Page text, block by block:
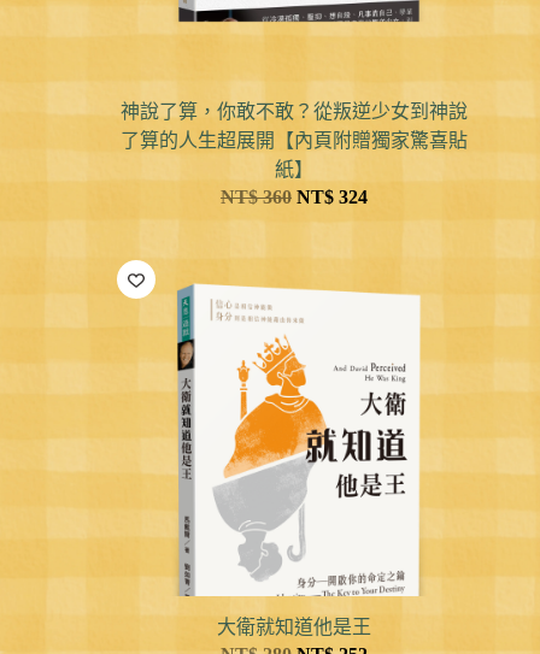
神說了算，你敢不敢？從叛逆少女到神說
了算的人生超展開【內頁附贈獨家驚喜貼
紙】
NT$360 NT$324
大衛就知道他是王